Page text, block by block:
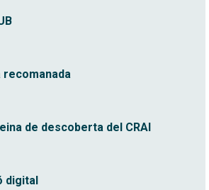
recomanada
de descoberta del CRAI
digital